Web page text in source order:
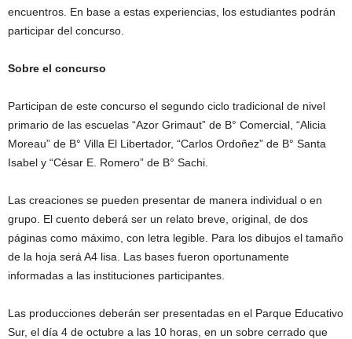
encuentros. En base a estas experiencias, los estudiantes podrán
participar del concurso.
Sobre el concurso
Participan de este concurso el segundo ciclo tradicional de nivel
primario de las escuelas “Azor Grimaut” de B° Comercial, “Alicia
Moreau” de B° Villa El Libertador, “Carlos Ordoñez” de B° Santa
Isabel y “César E. Romero” de B° Sachi.
Las creaciones se pueden presentar de manera individual o en
grupo. El cuento deberá ser un relato breve, original, de dos
páginas como máximo, con letra legible. Para los dibujos el tamaño
de la hoja será A4 lisa. Las bases fueron oportunamente
informadas a las instituciones participantes.
Las producciones deberán ser presentadas en el Parque Educativo
Sur, el día 4 de octubre a las 10 horas, en un sobre cerrado que